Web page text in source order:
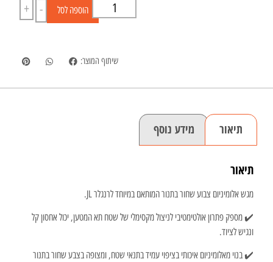
-
+ הוספה לסל
שיתוף המוצר:
תיאור מידע נוסף
תיאור
מגש אלומיניום צבוע שחור בתנור המותאם במיוחד לרנגלר JL.
✔️ מספק פתרון אולטימטיבי לניצול מקסימלי של שטח תא המטען, יכול אחסון קל
ונגיש לציוד.
✔️ בנוי מאלומיניום איכותי בציפוי עמיד בתנאי שטח, ומצופה בצבע שחור בתנור